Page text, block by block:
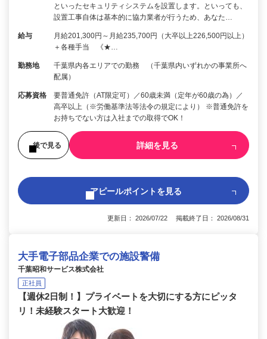
といったセキュリティシステムを設置します。といっても、
設置工事自体は基本的に協力業者が行うため、あなた…
給与
月給201,300円～月給235,700円（大卒以上226,500円以上）
＋各種手当 《★…
勤務地
千葉県内各エリアでの勤務 （千葉県内いずれかの事業所へ
配属）
応募資格
要普通免許（AT限定可）／60歳未満（定年が60歳の為）／
高卒以上（※労働基準法等法令の規定により） ※普通免許を
お持ちでない方は入社までの取得でOK！
後で見る 詳細を見る
アピールポイントを見る
更新日： 2026/07/22 掲載終了日： 2026/08/31
大手電子部品企業での施設警備
千葉昭和サービス株式会社
正社員
【週休2日制！】プライベートを大切にする方にピッタ
リ！未経験スタート大歓迎！